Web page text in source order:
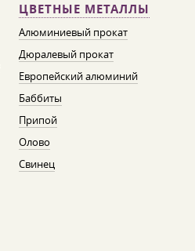
ЦВЕТНЫЕ МЕТАЛЛЫ
Алюминиевый прокат
Дюралевый прокат
Европейский алюминий
Баббиты
Припой
Олово
Свинец